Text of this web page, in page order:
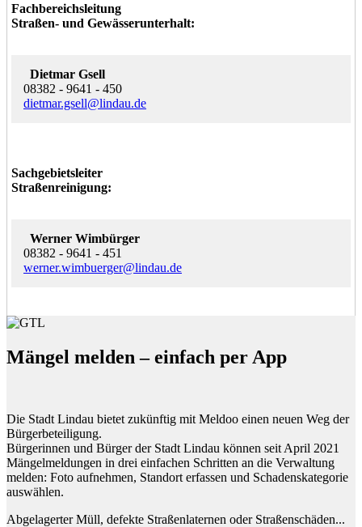
Fachbereichsleitung
Straßen- und Gewässerunterhalt:
Dietmar Gsell
08382 - 9641 - 450
dietmar.gsell@lindau.de
Sachgebietsleiter
Straßenreinigung:
Werner Wimbürger
08382 - 9641 - 451
werner.wimbuerger@lindau.de
Mängel melden – einfach per App
Die Stadt Lindau bietet zukünftig mit Meldoo einen neuen Weg der
Bürgerbeteiligung.
Bürgerinnen und Bürger der Stadt Lindau können seit April 2021
Mängelmeldungen in drei einfachen Schritten an die Verwaltung
melden: Foto aufnehmen, Standort erfassen und Schadenskategorie
auswählen.
Abgelagerter Müll, defekte Straßenlaternen oder Straßenschäden...